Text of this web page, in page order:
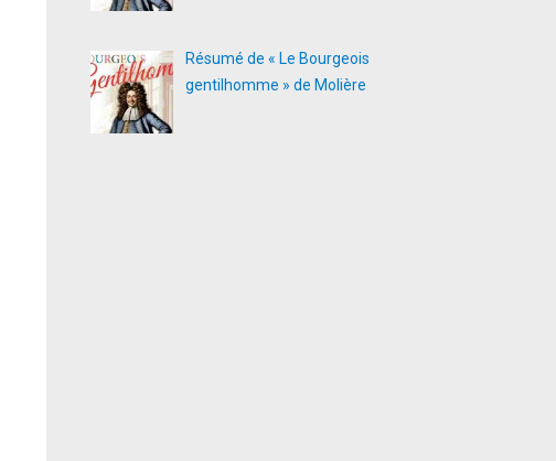
Résumé de « Le Bourgeois
gentilhomme » de Molière